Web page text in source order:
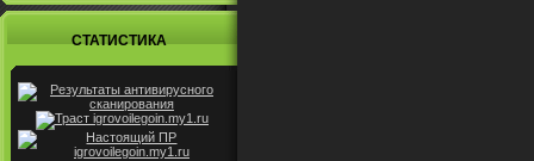
СТАТИСТИКА